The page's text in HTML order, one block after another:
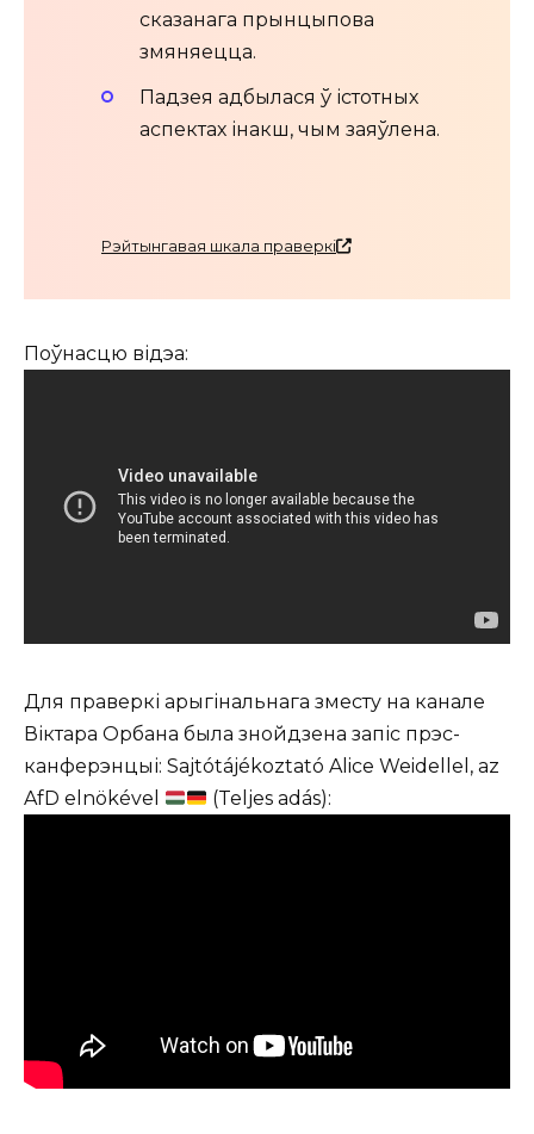
сказанага прынцыпова
змяняецца.
Падзея адбылася ў істотных
аспектах інакш, чым заяўлена.
Рэйтынгавая шкала праверкі
Поўнасцю відэа:
Для праверкі арыгінальнага зместу на канале
Віктара Орбана была знойдзена запіс прэс-
канферэнцыі: Sajtótájékoztató Alice Weidellel, az
AfD elnökével
(Teljes adás):